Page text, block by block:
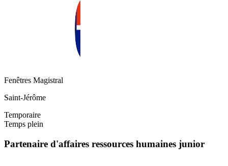
Fenêtres Magistral
Saint-Jérôme
Temporaire
Temps plein
Partenaire d'affaires ressources humaines junior